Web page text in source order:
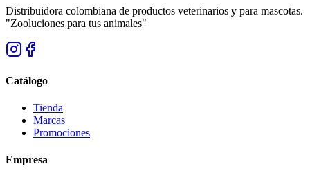
Distribuidora colombiana de productos veterinarios y para mascotas.
"Zooluciones para tus animales"
Catálogo
Tienda
Marcas
Promociones
Empresa